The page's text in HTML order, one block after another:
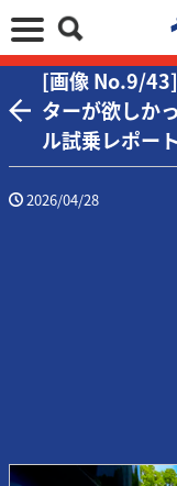
[画像 No.9/
ターが欲しか
ル試乗レポート
2026/04/28